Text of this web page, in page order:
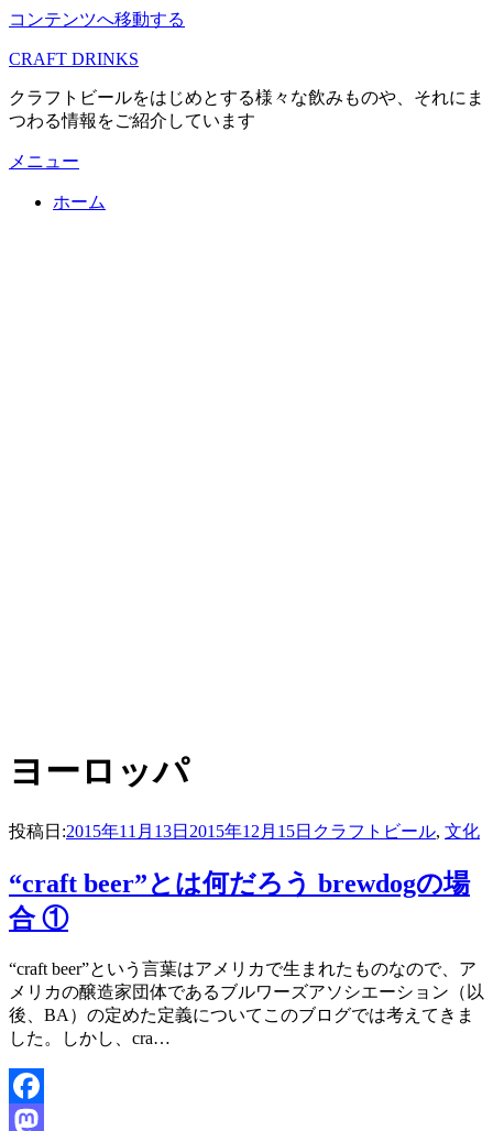
コンテンツへ移動する
CRAFT DRINKS
クラフトビールをはじめとする様々な飲みものや、それにま
つわる情報をご紹介しています
メニュー
ホーム
タグ
:
ヨーロッパ
投稿日:2015年11月13日 2015年12月15日 クラフトビール, 文化
“craft beer”とは何だろう brewdogの場
合 ①
投稿者master
“craft beer”という言葉はアメリカで生まれたものなので、ア
メリカの醸造家団体であるブルワーズアソシエーション（以
後、BA）の定めた定義についてこのブログでは考えてきま
した。しかし、cra…
Facebook